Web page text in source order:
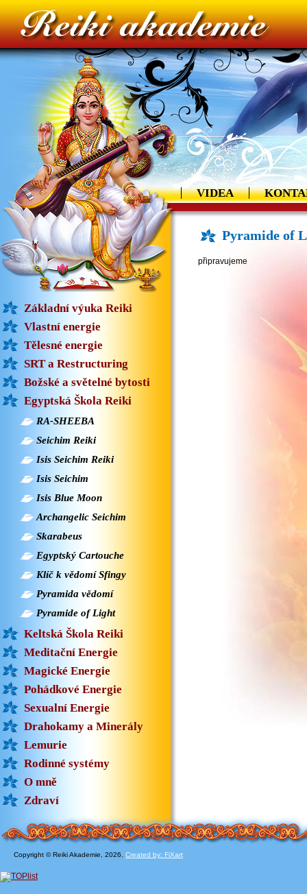
VIDEA
Pyramide of
připravujeme
Základní výuka Reiki
Vlastní energie
Tělesné energie
SRT a Restructuring
Božské a světelné bytosti
Egyptská Škola Reiki
RA-SHEEBA
Seichim Reiki
Isis Seichim Reiki
Isis Seichim
Isis Blue Moon
Archangelic Seichim
Skarabeus
Egyptský Cartouche
Klíč k vědomí Sfingy
Pyramida vědomí
Pyramide of Light
Keltská Škola Reiki
Meditační Energie
Magické Energie
Pohádkové Energie
Sexualní Energie
Drahokamy a Minerály
Lemurie
Rodinné systémy
O mně
Zdraví
Copyright © Reiki Akademie, 2026. Created by: FiXart